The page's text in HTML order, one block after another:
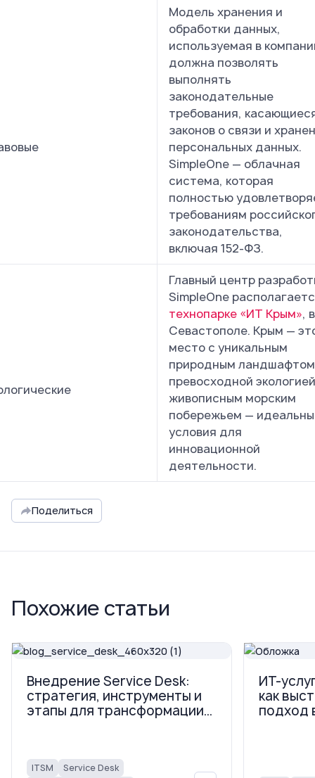
Модель хранения и
обработки данных,
используемая в
должна позволять
выполнять
законодательные
требования,
законов о связи и
персональных данных.
SimpleOne — облачная
система, которая
полностью
требованиям
законодательства,
включая 152-ФЗ.
Главный центр
SimpleOne
технопарке «ИТ Крым», в
Севастополе. Крым —
место с уникальным
природным
превосходной
живописным морским
побережьем —
условия для
инновационной
деятельности.
Поделиться
Похожие статьи
Внедрение Service Desk:
стратегия, инструменты и
этапы для трансформации
ITSM
Service Desk
ИТ-
как
подход